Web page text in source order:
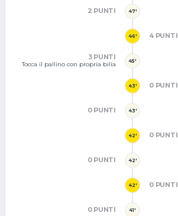
47'
2 PUNTI
46' 4 PUNTI
45'
3 PUNTI
Tocca il pallino con propria bilia
43' 0 PUNTI
43'
0 PUNTI
42' 0 PUNTI
42'
0 PUNTI
42' 0 PUNTI
41'
0 PUNTI